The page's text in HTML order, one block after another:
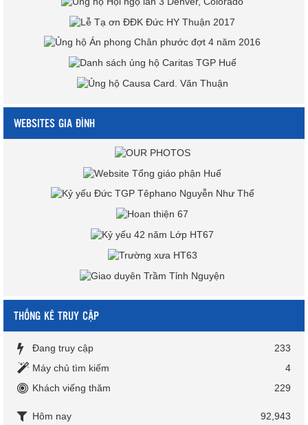
WEBSITES GIA ĐÌNH
THỐNG KÊ TRUY CẬP
Đang truy cập
233
Máy chủ tìm kiếm
4
Khách viếng thăm
229
Hôm nay
92,943